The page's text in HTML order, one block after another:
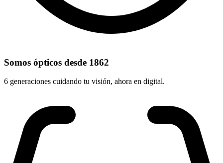
Somos ópticos desde 1862
6 generaciones cuidando tu visión, ahora en digital.